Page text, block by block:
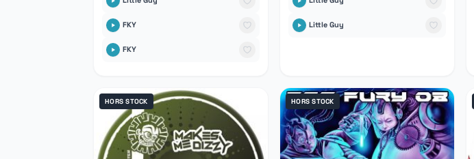
FKY
FKY
Little Guy
HORS STOCK HORS STOCK